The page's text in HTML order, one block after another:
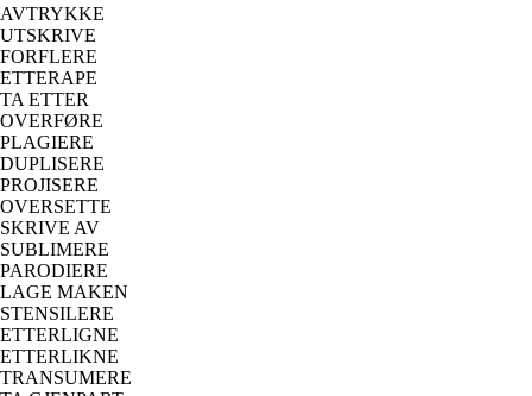
AVTRYKKE
UTSKRIVE
FORFLERE
ETTERAPE
TA ETTER
OVERFØRE
PLAGIERE
DUPLISERE
PROJISERE
OVERSETTE
SKRIVE AV
SUBLIMERE
PARODIERE
LAGE MAKEN
STENSILERE
ETTERLIGNE
ETTERLIKNE
TRANSUMERE